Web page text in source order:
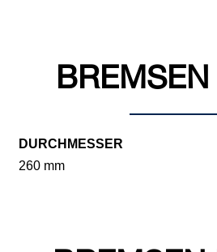
DURCHMESSER
260 mm